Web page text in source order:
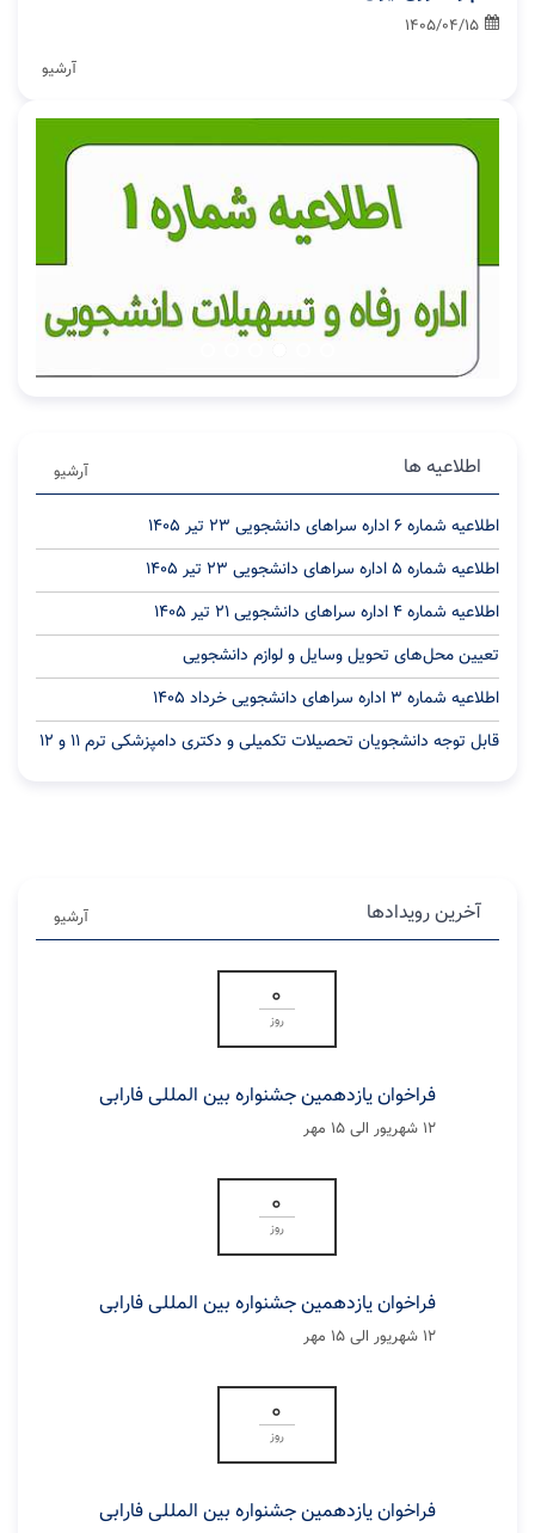
1405/04/15
آرشیو
اطلاعیه ها آرشیو
اطلاعیه شماره 6 اداره سراهای دانشجویی 23 تیر ۱۴۰۵
اطلاعیه شماره 5 اداره سراهای دانشجویی 23 تیر ۱۴۰۵
اطلاعیه شماره 4 اداره سراهای دانشجویی 21 تیر ۱۴۰۵
تعیین محل‌های تحویل وسایل و لوازم دانشجویی
اطلاعیه شماره ۳ اداره سراهای دانشجویی خرداد ۱۴۰۵
قابل توجه دانشجویان تحصیلات تکمیلی و دکتری دامپزشکی ترم ۱۱ و ۱۲
آخرین رویدادها آرشیو
0
روز
فراخوان یازدهمین جشنواره بین المللی فارابی
۱۲ شهریور الی ۱۵ مهر
0
روز
فراخوان یازدهمین جشنواره بین المللی فارابی
۱۲ شهریور الی ۱۵ مهر
0
روز
فراخوان یازدهمین جشنواره بین المللی فارابی